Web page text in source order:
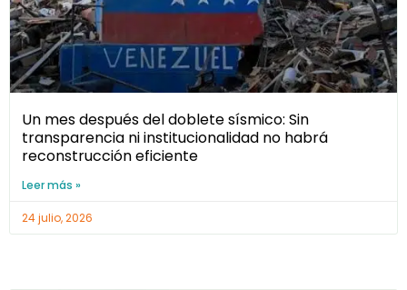
Un mes después del doblete sísmico: Sin
transparencia ni institucionalidad no habrá
reconstrucción eficiente
Leer más »
24 julio, 2026